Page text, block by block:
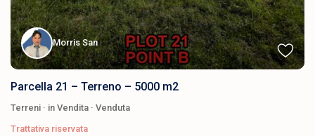
Morris San
Parcella 21 – Terreno – 5000 m2
Terreni · in Vendita · Venduta
Trattativa riservata